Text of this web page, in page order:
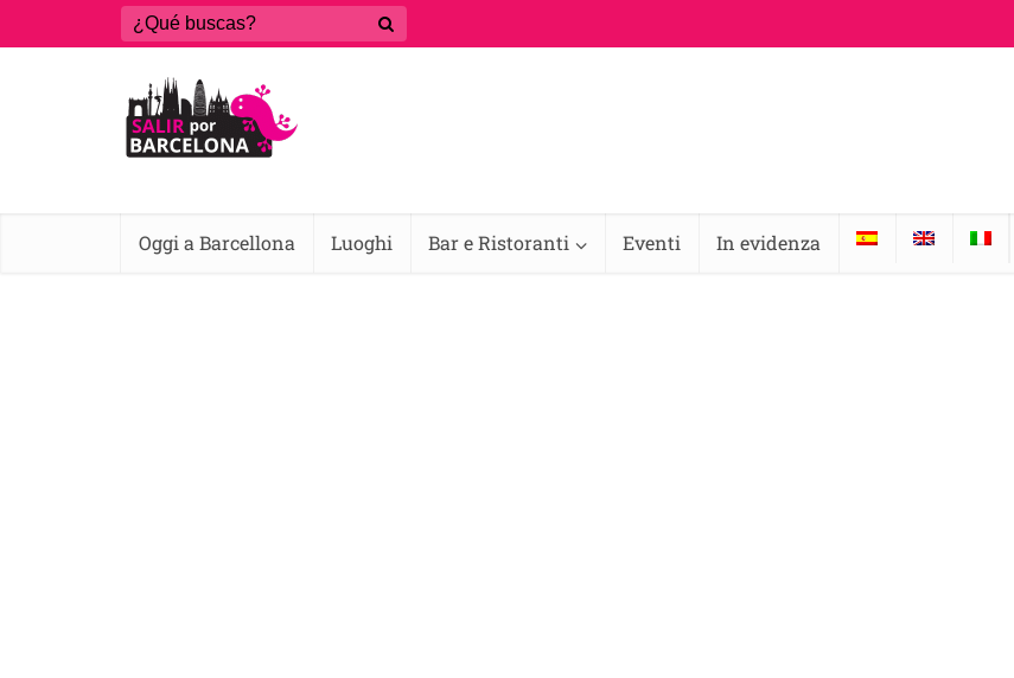
Oggi a Barcellona Luoghi Bar e Ristoranti Eventi In evidenza